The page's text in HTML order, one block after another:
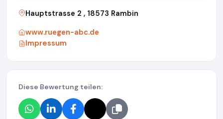
Hauptstrasse 2 , 18573 Rambin
www.ruegen-abc.de
Impressum
Diese Bewertung teilen: